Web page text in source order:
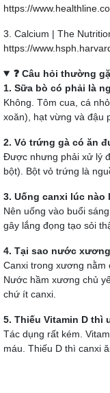
https://
3. Calcium | The
https://
❓ Câu hỏi thường
1. Sữa bò có phải là
Không. Tôm cua, cá
xoăn), hạt vừng và đậu
2. Vỏ trứng gà có ăn
Được nhưng phải xử lý
bột). Bột vỏ trứng là
3. Uống canxi lúc nào
Nên uống vào buổi
gây lắng đọng tạo sỏi
4. Tại sao nước
Canxi trong xương nằm
Nước hầm xương chủ
chứ ít canxi.
5. Thiếu Vitamin D thì
Tác dụng rất kém.
máu. Thiếu D thì canxi